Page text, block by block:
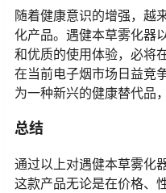
随着健康意识的增强，越
化产品。遇健本草雾化器
和优质的使用体验，必将
在当前电子烟市场日益竞
为一种新兴的健康替代品
总结
通过以上对遇健本草雾化
这款产品无论是在价格、